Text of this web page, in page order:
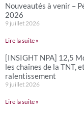
Nouveautés à venir –
2026
9 juillet 2026
Lire la suite »
[INSIGHT NPA] 12,5
les chaînes de la TNT,
ralentissement
9 juillet 2026
Lire la suite »